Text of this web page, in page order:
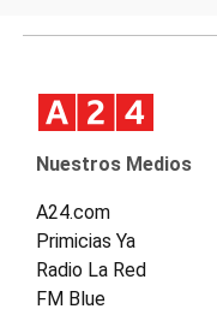
Nuestros Medios
A24.com
Primicias Ya
Radio La Red
FM Blue